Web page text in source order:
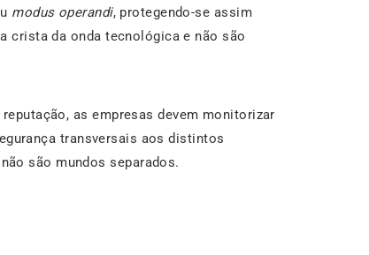
modus operandi, protegendo-se assim
crista da onda tecnológica e não são
as empresas devem monitorizar
transversais aos distintos
são mundos separados.